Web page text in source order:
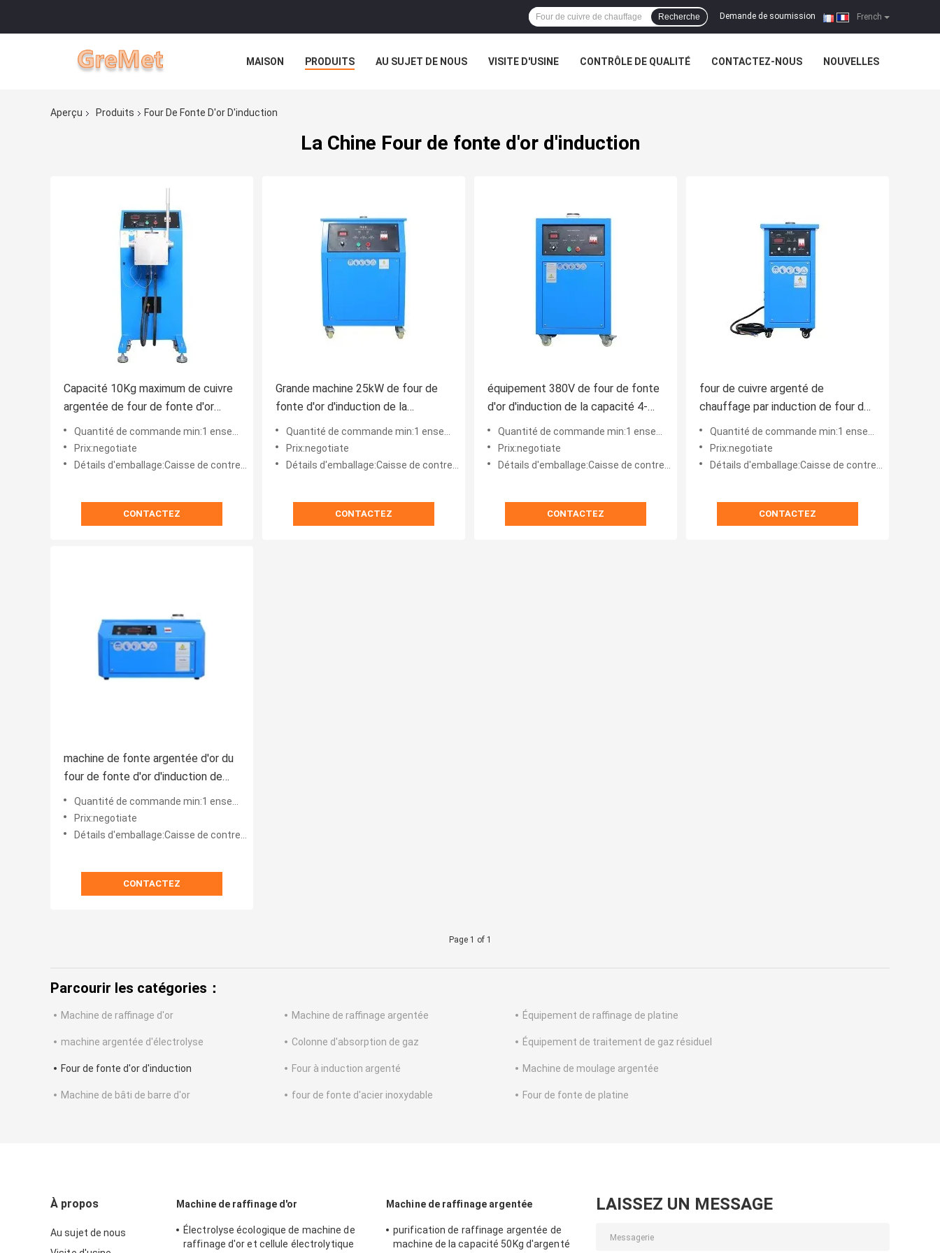
French
Demande de soumission |
Recherche
MAISON PRODUITS AU SUJET DE NOUS VISITE D'USINE CONTRÔLE DE QUALITÉ CONTACTEZ-NOUS NOUVELLES
Aperçu Produits Four De Fonte D'or D'induction
La Chine Four de fonte d'or d'induction
Capacité 10Kg maximum de cuivre
argentée de four de fonte d'or
d'induction
Quantité de commande min:1 ensemble
Prix:negotiate
Détails d'emballage:Caisse de contreplaqué
CONTACTEZ
Grande machine 25kW de four de
fonte d'or d'induction de la
capacité 4-10kg
Quantité de commande min:1 ensemble
Prix:negotiate
Détails d'emballage:Caisse de contreplaqué
CONTACTEZ
équipement 380V de four de fonte
d'or d'induction de la capacité 4-
6Kg triphasé
Quantité de commande min:1 ensemble
Prix:negotiate
Détails d'emballage:Caisse de contreplaqué
CONTACTEZ
four de cuivre argenté de
chauffage par induction de four de
fonte d'or de l'induction 2-3min
Quantité de commande min:1 ensemble
Prix:negotiate
Détails d'emballage:Caisse de contreplaqué
CONTACTEZ
machine de fonte argentée d'or du
four de fonte d'or d'induction de
220V 3.8kw 1-2kg
Quantité de commande min:1 ensemble
Prix:negotiate
Détails d'emballage:Caisse de contreplaqué
CONTACTEZ
Page 1 of 1
Parcourir les catégories：
Machine de raffinage d'or Machine de raffinage argentée Équipement de raffinage de platine
machine argentée d'électrolyse Colonne d'absorption de gaz Équipement de traitement de gaz résiduel
Four de fonte d'or d'induction Four à induction argenté Machine de moulage argentée
Machine de bâti de barre d'or four de fonte d'acier inoxydable Four de fonte de platine
À propos
Au sujet de nous
Machine de raffinage d'or
Électrolyse écologique de machine de
raffinage d'or et cellule électrolytique
Machine de raffinage argentée
purification de raffinage argentée de
machine de la capacité 50Kg d'argenté
LAISSEZ UN MESSAGE